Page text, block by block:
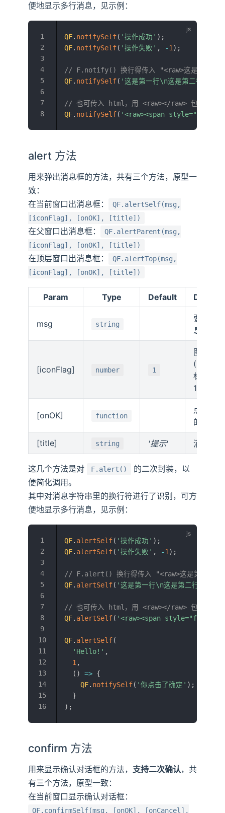
便地显示多行消息，见示例：
QF. notifySelf( '操作成功' ) ;
QF. notifySelf( '操作失败' , -1 ) ;
// F.notify() 换行得传入 "<raw>这是第一行
QF. notifySelf( '这是第一行\n这是第二行'
// 也可传入 html，用 <raw></raw> 包裹
QF. notifySelf( '<raw><span style="font-
alert 方法
用来弹出消息框的方法，共有三个方法，原型一
致：
在当前窗口出消息框：
QF.alertSelf(msg,
[iconFlag], [onOK], [title])
在父窗口出消息框：
QF.alertParent(msg,
[iconFlag], [onOK], [title])
在顶层窗口出消息框：
QF.alertTop(msg,
[iconFlag], [onOK], [title])
Param Type Default
msg string
要显示
息
[iconFlag] number 1
图标标志
(-1:错误
标, 0:无
1:信息
[onOK] function
点击确
的回调
[title] string '提示' 消息框
这几个方法是对 F.alert()
的二次封装，以
便简化调用。
其中对消息字符串里的换行符进行了识别，可方
便地显示多行消息，见示例：
QF. alertSelf( '操作成功' ) ;
QF. alertSelf( '操作失败' , -1 ) ;
// F.alert() 换行得传入 "<raw>这是第一行
QF. alertSelf( '这是第一行\n这是第二行'
// 也可传入 html，用 <raw></raw> 包裹
QF. alertSelf( '<raw><span style="font-
QF. alertSelf(
'Hello!' ,
1 ,
( ) => {
QF. notifySelf( '你点击了确定' ) ;
}
) ;
confirm 方法
用来显示确认对话框的方法， 支持二次确认，共
有三个方法，原型一致：
在当前窗口显示确认对话框：
QF.confirmSelf(msg, [onOK], [onCancel],